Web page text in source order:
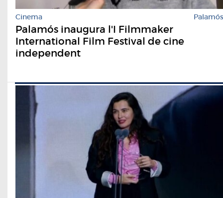
Cinema Palamós
Palamós inaugura l'I Filmmaker
International Film Festival de cine
independent